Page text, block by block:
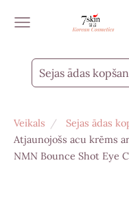
Sejas ādas
Veikals Sejas ādas
Atjaunojošs acu krēms
NMN Bounce Shot Eye